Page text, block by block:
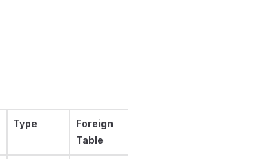
Type
Foreign
Table